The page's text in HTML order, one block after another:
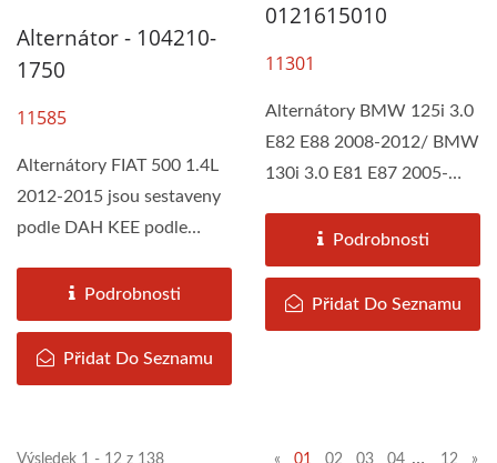
Alternátor - 104210-
1750
11585
Alternátory FIAT 500 1.4L
2012-2015 jsou sestaveny
podle DAH KEE podle
Podrobnosti
Přidat Do Seznamu
0121615010
11301
Alternátory BMW 125i 3.0
E82 E88 2008-2012/ BMW
130i 3.0 E81 E87 2005-
E93 2007-2011...
Podrobnosti
Přidat Do Seznamu
Výsledek 1 - 12 z 138 « 01 02 03 04 … 12 »